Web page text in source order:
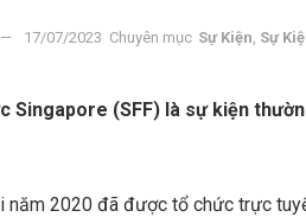
17/07/2023 Chuyên mục Sự Kiện Sự
Singapore (SFF) là sự kiện
năm 2020 đã được tổ chức trực